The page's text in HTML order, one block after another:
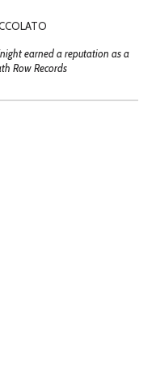
earned a reputation as a
Row Records